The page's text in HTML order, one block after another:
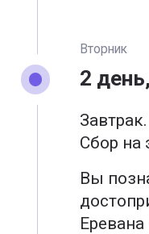
Вторник
2
Завтрак.
Сбор на
Вы